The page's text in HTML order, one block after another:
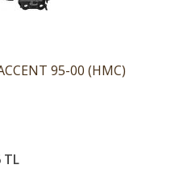
95-00 (HMC)
TL